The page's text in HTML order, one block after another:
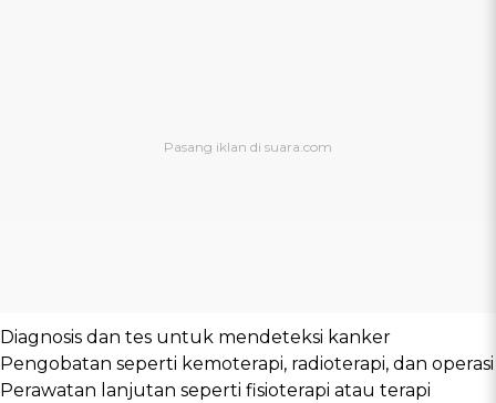
Diagnosis dan tes untuk mendeteksi kanker
Pengobatan seperti kemoterapi, radioterapi, dan operasi
Perawatan lanjutan seperti fisioterapi atau terapi